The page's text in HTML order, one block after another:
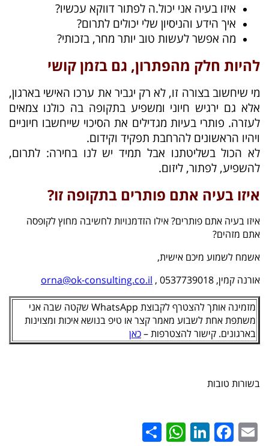
איזו בעיה אני יכול.ה לפתור דווקא עכשיו?
איך הידע והניסיון שלי יכולים לתרום?
מה אפשר לעשות טוב יותר מחר, בזכותי?
להיות חלק מהפתרון, גם בזמן קושי
מי שיחשוב בצורה זו, לא רק יגביר את ערכו האישי בארגון,
אלא גם ירגיש חיוני ומשפיע בתקופה בה כולנו צמאים
לעזרה. פותרי בעיות מגדילים את הסיכוי שייחשבו חיוניים
ויהיו הראשונים להרחבת תפקיד וקידום.
לא הכול בשליטתנו אבל תמיד יש לנו בחירה: לתרום,
להשפיע, לפתור, ליזום.
איזו בעיה אתם פותרים בתקופה זו?
איזו בעיה אתם פותרים? אילו הזדמנויות לחשיבה מחוץ לקופסה
אתם מזהים?
אשמח לשמוע מיכם אישית,
אורנה קמין,
orna@ok-consulting.co.il , 0537739018
מזמינה אותך להצטרף לקבוצת WhatsApp שקטה שבה אני
משתפת אחת לשבוע מאמר קצר או טיפ בנושא איכות ומצוינות
בארגונים. קישור להצטרפות –כאן
בשורות טובות
Email
Facebook
LinkedIn
WhatsApp